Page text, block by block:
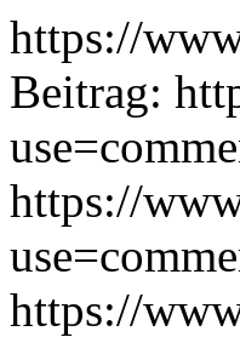
https://
Beitrag:
https://
https://